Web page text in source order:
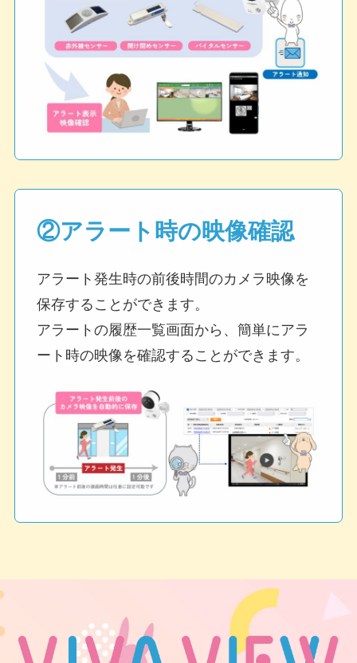
②アラート時の映像確認
アラート発生時の前後時間のカメラ映像を
保存することができます。
アラートの履歴一覧画面から、簡単にアラ
ート時の映像を確認することができます。